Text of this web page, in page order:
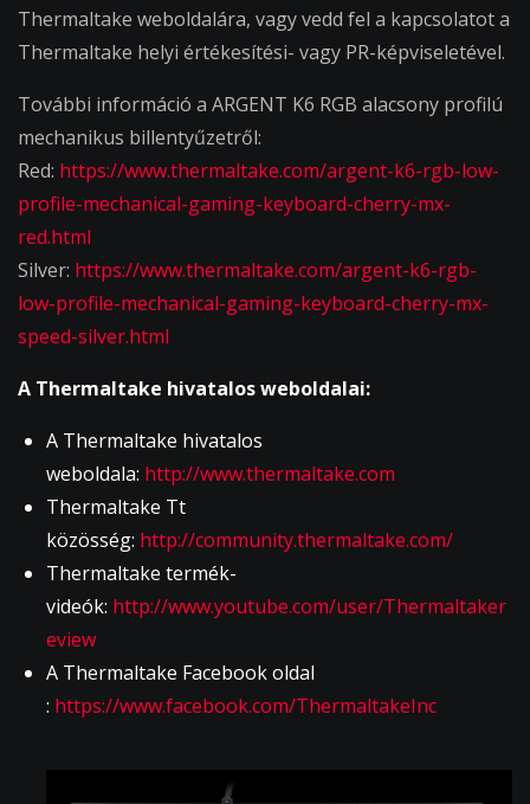
Thermaltake weboldalára, vagy vedd fel a kapcsolatot a
Thermaltake helyi értékesítési- vagy PR-képviseletével.
További információ a ARGENT K6 RGB alacsony profilú
mechanikus billentyűzetről:
Red: https://www.thermaltake.com/argent-k6-rgb-low-
profile-mechanical-gaming-keyboard-cherry-mx-
red.html
Silver: https://www.thermaltake.com/argent-k6-rgb-
low-profile-mechanical-gaming-keyboard-cherry-mx-
speed-silver.html
A Thermaltake hivatalos weboldalai:
A Thermaltake hivatalos
weboldala: http://www.thermaltake.com
Thermaltake Tt
közösség: http://community.thermaltake.com/
Thermaltake termék-
videók: http://www.youtube.com/user/Thermaltaker
eview
A Thermaltake Facebook oldal
: https://www.facebook.com/ThermaltakeInc